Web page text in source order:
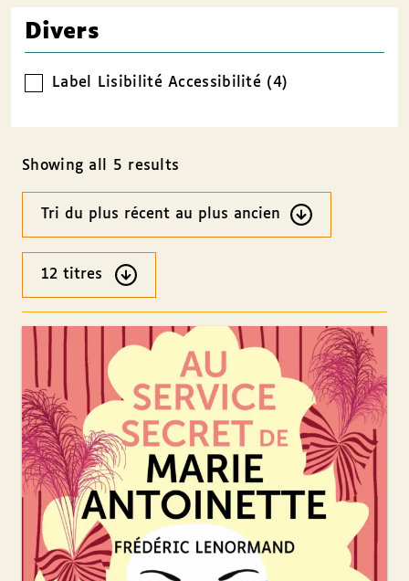
Divers
Label Lisibilité Accessibilité (4)
Showing all 5 results
Ordre